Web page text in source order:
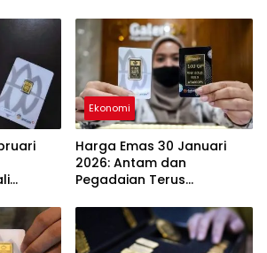
Ekonomi
Harga Emas 30 Januari
2026: Antam dan
Pegadaian Terus